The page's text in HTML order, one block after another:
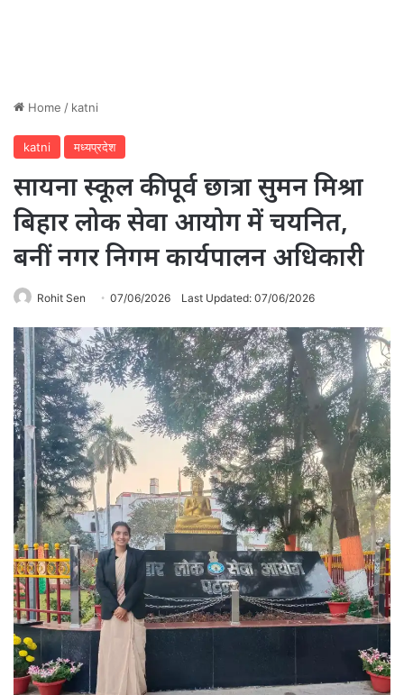
Home / katni
katni मध्यप्रदेश
सायना स्कूल की पूर्व छात्रा सुमन मिश्रा
बिहार लोक सेवा आयोग में चयनित,
बनीं नगर निगम कार्यपालन अधिकारी
Rohit Sen 07/06/2026 Last Updated: 07/06/2026